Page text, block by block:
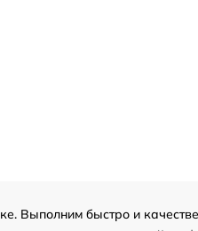
Выполним быстро и